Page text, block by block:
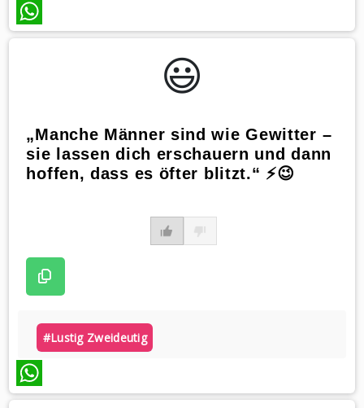
WhatsApp
😃️
„Manche Männer sind wie Gewitter –
sie lassen dich erschauern und dann
hoffen, dass es öfter blitzt.“ ⚡😉
#lustig Zweideutig
WhatsApp